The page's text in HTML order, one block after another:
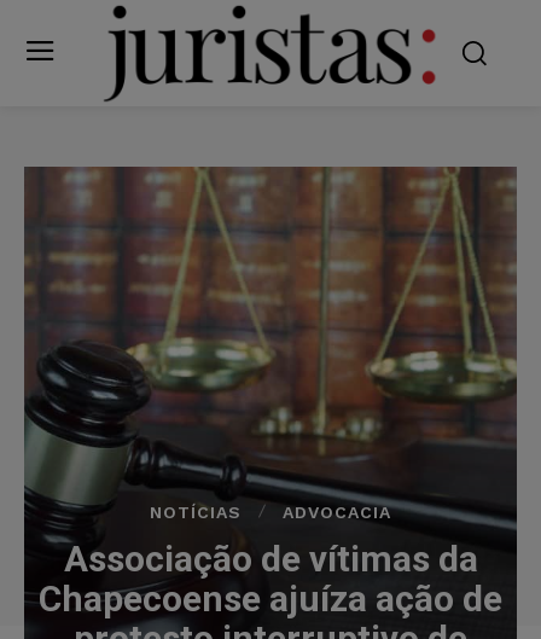
NOTÍCIAS ADVOCACIA
Associação de vítimas da
Chapecoense ajuíza ação de